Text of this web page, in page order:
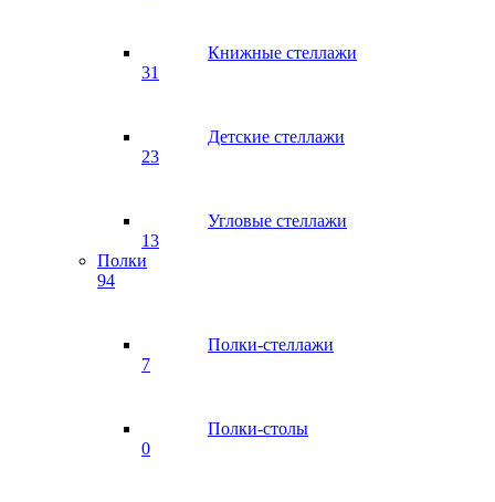
Книжные стеллажи
31
Детские стеллажи
23
Угловые стеллажи
13
Полки
94
Полки-стеллажи
7
Полки-столы
0